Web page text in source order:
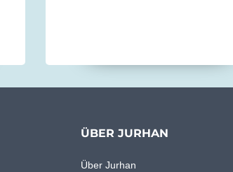
ÜBER JURHAN
Über Jurhan